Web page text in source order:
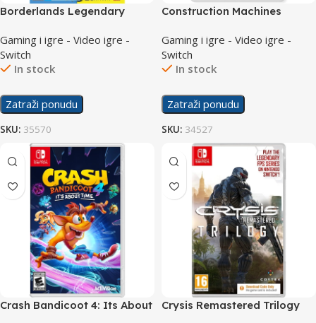
Borderlands Legendary
Gaming i igre - Video igre -
Switch
In stock
Zatraži ponudu
SKU: 35570
Construction Machines
Gaming i igre - Video igre -
Switch
In stock
Zatraži ponudu
SKU: 34527
Crash Bandicoot 4: Its About
Crysis Remastered Trilogy